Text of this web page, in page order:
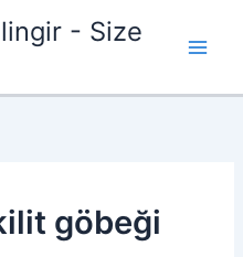
- Size
göbeği